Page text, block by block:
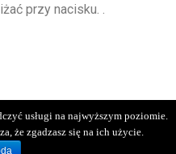
przy nacisku. .
usługi na najwyższym poziomie.
że zgadzasz się na ich użycie.